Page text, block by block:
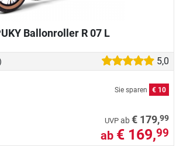
Ballonroller R 07 L
5,0
Sie sparen € 10
UVP ab€ 179,99
ab € 169,99